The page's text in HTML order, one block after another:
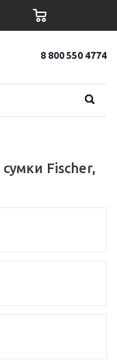
8 800 550 4774
Fischer,